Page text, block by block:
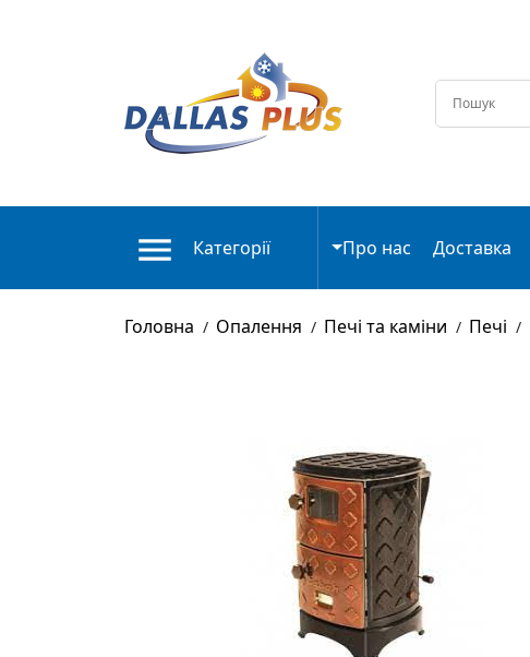
Категорії Про нас Доставка
Головна / Опалення / Печі та каміни / Печі /